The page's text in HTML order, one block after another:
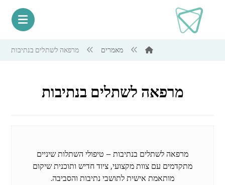
מאמרים מרפאה לשתלים בנתיבות
מרפאה לשתלים בנתיבות
מרפאה לשתלים בנתיבות – טיפולי השתלות שיניים
מתקדמים עם צוות מקצועי, ציוד חדיש ותוכנית שיקום
מותאמת אישית לתושבי נתיבות והסביבה.